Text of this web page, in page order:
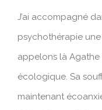
J’ai accompagné
psychothérapie une
appelons là
écologique. Sa
maintenant